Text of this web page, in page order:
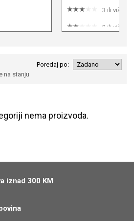
3 ili više
2 ili više
Poredaj po:
na stanju
nema proizvoda.
iznad 300 KM